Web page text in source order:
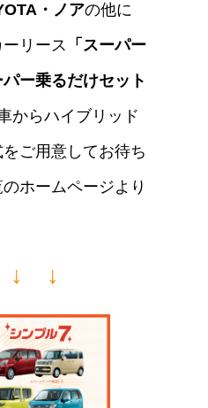
・ノアの他に
リース 「スーパー
パー乗るだけセット
からハイブリッド
ご用意してお待ち
ホームページより
↓